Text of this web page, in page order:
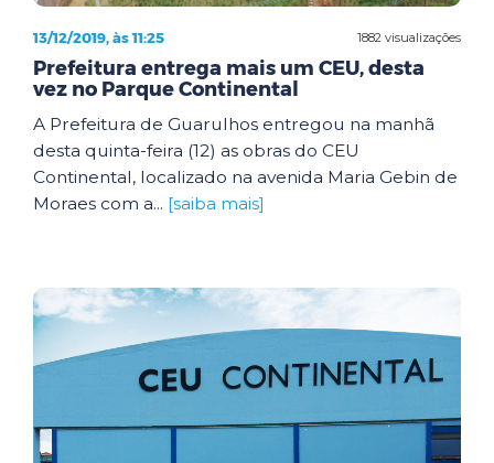
1882 visualizações
13/12/2019, às 11:25
Prefeitura entrega mais um CEU, desta
vez no Parque Continental
A Prefeitura de Guarulhos entregou na manhã
desta quinta-feira (12) as obras do CEU
Continental, localizado na avenida Maria Gebin de
Moraes com a... [saiba mais]